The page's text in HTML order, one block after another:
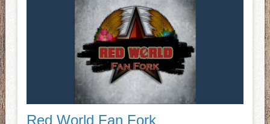
Red World Fan Fork